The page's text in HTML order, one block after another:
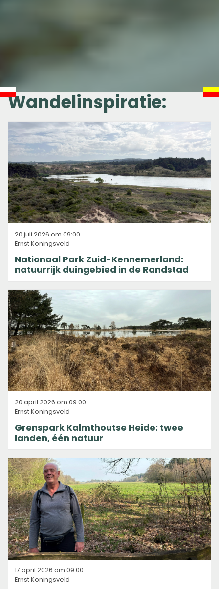
Wandelinspiratie:
20 juli 2026 om 09:00
Ernst Koningsveld
Nationaal Park Zuid-Kennemerland:
natuurrijk duingebied in de Randstad
20 april 2026 om 09:00
Ernst Koningsveld
Grenspark Kalmthoutse Heide: twee
landen, één natuur
17 april 2026 om 09:00
Ernst Koningsveld